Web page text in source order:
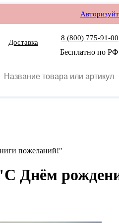
Доставка
8 (800) 775-91-00
Бесплатно по РФ
пожеланий!"
Днём